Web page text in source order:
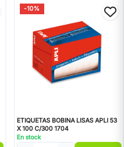
-10%
ETIQUETAS BOBINA LISAS APLI 53
X 100 C/300 1704
En stock